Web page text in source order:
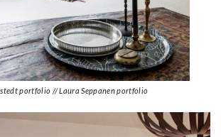
portfolio // Laura Seppanen portfolio